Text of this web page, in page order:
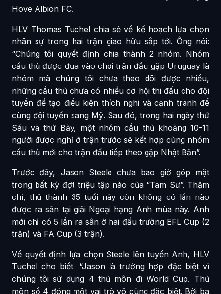
Hove Albion FC.
HLV Thomas Tuchel chia sẻ về kế hoạch lựa chọn
nhân sự trong hai trận giao hữu sắp tới. Ông nói:
“Chúng tôi quyết định chia thành 2 nhóm. Nhóm
cầu thủ được đưa vào chơi trận đầu gặp Uruguay là
nhóm mà chúng tôi chưa theo dõi được nhiều,
những cầu thủ chưa có nhiều cơ hội thi đấu cho đội
tuyển để tạo điều kiện thích nghi và cạnh tranh để
cùng đội tuyển sang Mỹ. Sau đó, trong hai ngày thứ
Sáu và thứ Bảy, một nhóm cầu thủ khoảng 10-11
người được nghỉ ở trận trước sẽ kết hợp cùng nhóm
cầu thủ mới cho trận đấu tiếp theo gặp Nhật Bản”.
Trước đây, Jason Steele chưa bao giờ góp mặt
trong bất kỳ đợt triệu tập nào của “Tam Sư”. Thậm
chí, thủ thành 35 tuổi này còn không có lần nào
được ra sân tại giải Ngoại hạng Anh mùa này. Anh
mới chỉ có 5 lần ra sân ở hai đấu trường EFL Cup (2
trận) và FA Cup (3 trận).
Về quyết định lựa chọn Steele lên tuyển Anh, HLV
Tuchel cho biết: “Jason là trường hợp đặc biệt vì
chúng tôi sử dụng 4 thủ môn đi World Cup. Thủ
môn số 4 đóng một vai trò vô cùng đặc biệt. Bởi ba